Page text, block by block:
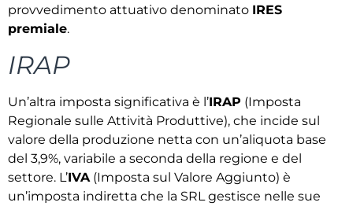
provvedimento attuativo denominato IRES
premiale.
IRAP
Un’altra imposta significativa è l’IRAP (Imposta
Regionale sulle Attività Produttive), che incide sul
valore della produzione netta con un’aliquota base
del 3,9%, variabile a seconda della regione e del
settore. L’IVA(Imposta sul Valore Aggiunto) è
un’imposta indiretta che la SRL gestisce nelle sue